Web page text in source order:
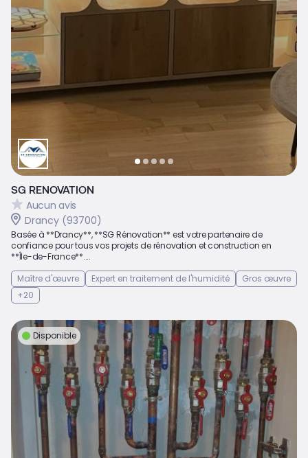
SG RENOVATION
Aucun avis
Drancy (93700)
Basée à **Drancy**, **SG Rénovation** est votre partenaire de
confiance pour tous vos projets de rénovation et construction en
**Île-de-France**....
Maître d'œuvre
Expert en traitement de l'humidité
Gros œuvre
+20
Disponible